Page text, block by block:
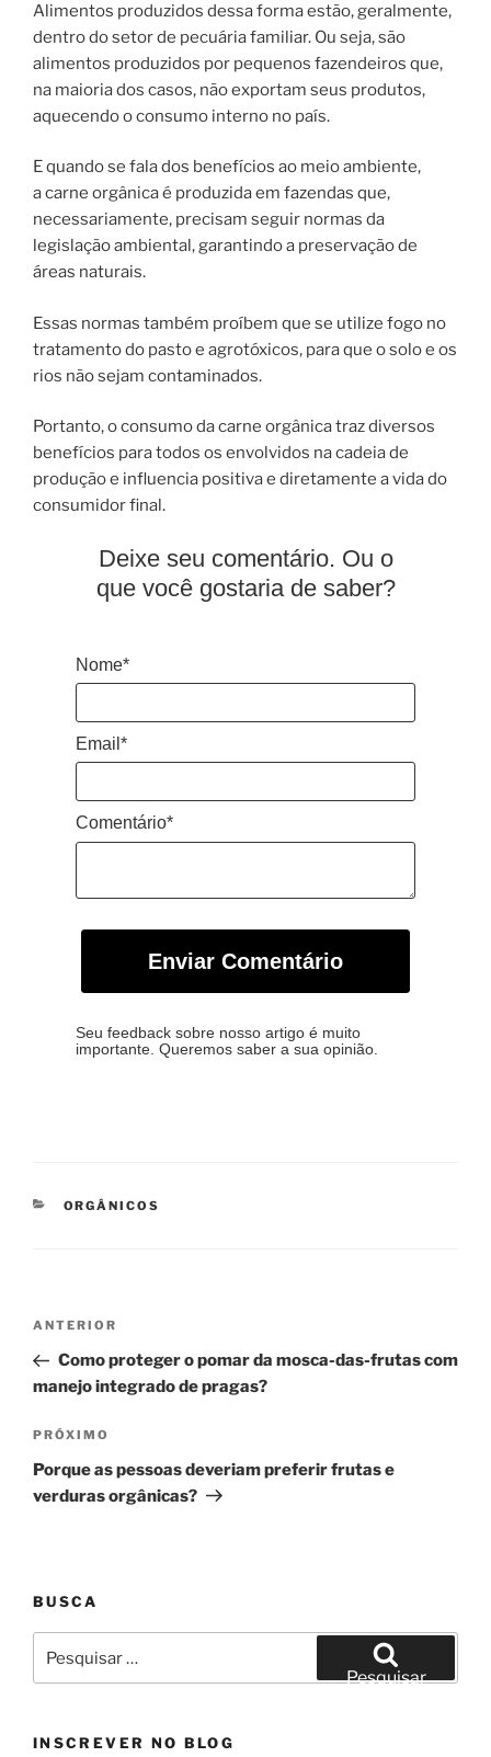
Alimentos produzidos dessa forma estão, geralmente,
dentro do setor de pecuária familiar. Ou seja, são
alimentos produzidos por pequenos fazendeiros que,
na maioria dos casos, não exportam seus produtos,
aquecendo o consumo interno no país.
E quando se fala dos benefícios ao meio ambiente,
a carne orgânica é produzida em fazendas que,
necessariamente, precisam seguir normas da
legislação ambiental, garantindo a preservação de
áreas naturais.
Essas normas também proíbem que se utilize fogo no
tratamento do pasto e agrotóxicos, para que o solo e os
rios não sejam contaminados.
Portanto, o consumo da carne orgânica traz diversos
benefícios para todos os envolvidos na cadeia de
produção e influencia positiva e diretamente a vida do
consumidor final.
Deixe seu comentário. Ou o
que você gostaria de saber?
Nome*
Email*
Comentário*
Enviar Comentário
Seu feedback sobre nosso artigo é muito
importante. Queremos saber a sua opinião.
CATEGORIAS
ORGÂNICOS
Navegação
Post
Post
anterior
ANTERIOR
Como proteger o pomar da mosca-das-frutas com
manejo integrado de pragas?
Próximo
post
PRÓXIMO
Porque as pessoas deveriam preferir frutas e
verduras orgânicas?
BUSCA
por:
Pesquisar
INSCREVER NO BLOG